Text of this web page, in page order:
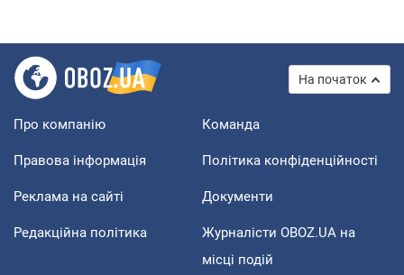
На початок
Про компанію Команда
Правова інформація Політика конфіденційності
Реклама на сайті Документи
Редакційна політика
Журналісти OBOZ.UA на
місці подій